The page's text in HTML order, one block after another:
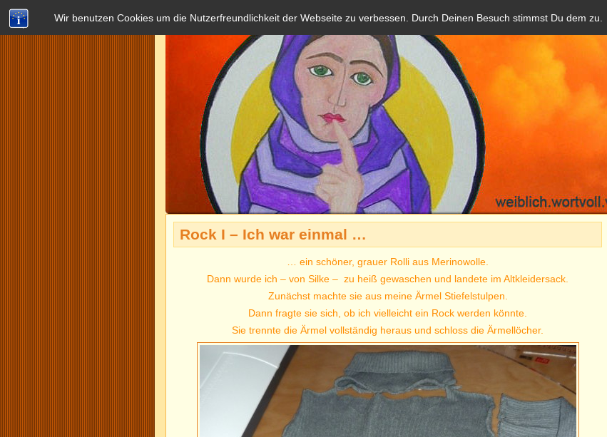
Wir benutzen Cookies um die Nutzerfreundlichkeit der Webseite zu verbessen. Durch Deinen Besuch stimmst Du dem zu.
Rock I – Ich war einmal …
… ein schöner, grauer Rolli aus Merinowolle.
Dann wurde ich – von Silke – zu heiß gewaschen und landete im Altkleidersack.
Zunächst machte sie aus meine Ärmel Stiefelstulpen.
Dann fragte sie sich, ob ich vielleicht ein Rock werden könnte.
Sie trennte die Ärmel vollständig heraus und schloss die Ärmellöcher.